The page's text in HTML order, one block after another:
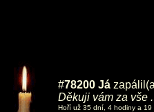
#78200 Já
Děkuji vám za vše .
Hoří už 35 dní, 4 hodiny a 19